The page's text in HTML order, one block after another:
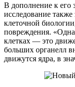
В дополнение к его
исследование
клеточной
повреждения.
клетках — это
больших органелл
движутся ядра, в